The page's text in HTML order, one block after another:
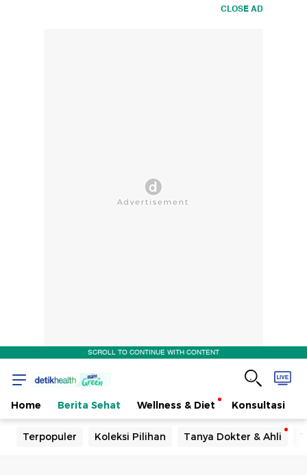
CLOSE AD
SCROLL TO CONTINUE WITH CONTENT
Home Berita Sehat Wellness & Diet Konsultasi
Terpopuler Koleksi Pilihan Tanya Dokter & Ahli